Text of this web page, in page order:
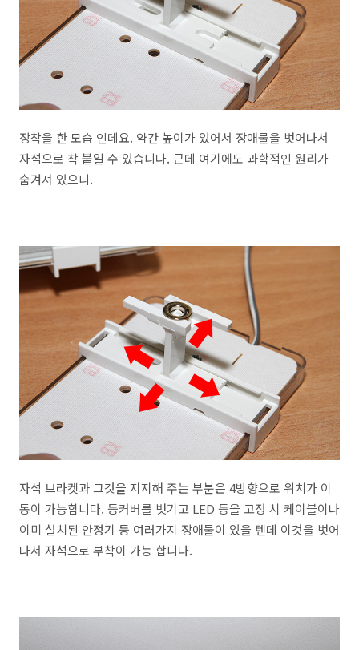
장착을 한 모습 인데요. 약간 높이가 있어서 장애물을 벗어나서
자석으로 착 붙일 수 있습니다. 근데 여기에도 과학적인 원리가
숨겨져 있으니.
자석 브라켓과 그것을 지지해 주는 부분은 4방향으로 위치가 이
동이 가능합니다. 등커버를 벗기고 LED 등을 고정 시 케이블이나
이미 설치된 안정기 등 여러가지 장애물이 있을 텐데 이것을 벗어
나서 자석으로 부착이 가능 합니다.